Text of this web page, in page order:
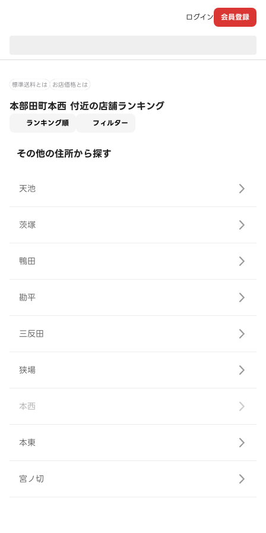
ログイン 会員登録
標準送料とは お店価格とは
本部田町本西 付近の店舗ランキング
ランキング順 フィルター
その他の住所から探す
天池
茨塚
鴨田
勘平
三反田
狭場
本西
本東
宮ノ切